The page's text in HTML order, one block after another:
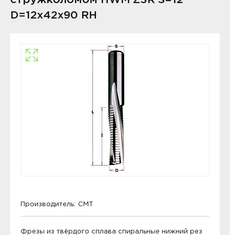
D=12x42x90 RH
Производитель: CMT
Фрезы из твёрдого сплава спиральные нижний рез